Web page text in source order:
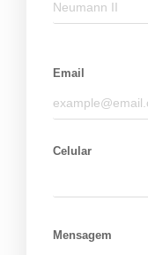
Email
Celular
Mensagem